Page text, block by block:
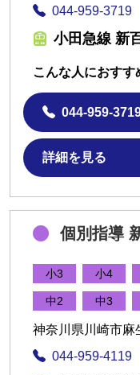
044-959-3719
小田急線 新
こんな人におすす
044-959-
詳細を見る
個別指導
小3 小4
中2 中3
神奈川県川崎市
044-959-4119